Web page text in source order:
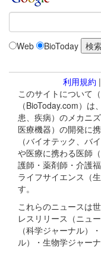
Web BioToday
利用規約 |
このサイトについて
（BioToday.com）
患、疾病）のメカニ
医療機器）の開発に
（バイオテック、バ
や医療に携わる医師
護師・薬剤師・介護
ライフサイエンス（
す。
これらのニュースは
レスリリース（ニュ
（科学ジャーナル）
ル）・生物学ジャー